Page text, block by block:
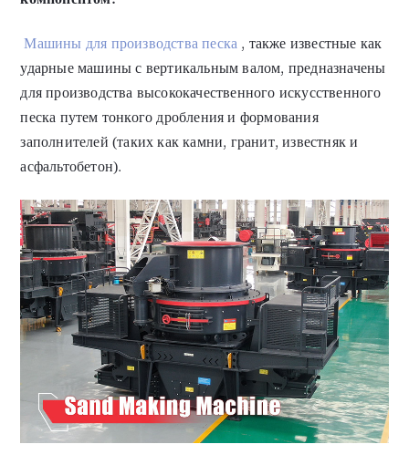
Машины для производства песка , также известные как
ударные машины с вертикальным валом, предназначены
для производства высококачественного искусственного
песка путем тонкого дробления и формования
заполнителей (таких как камни, гранит, известняк и
асфальтобетон).